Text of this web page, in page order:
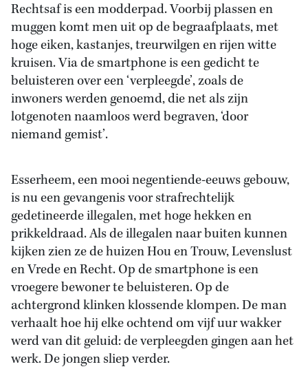
Rechtsaf is een modderpad. Voorbij plassen en
muggen komt men uit op de begraafplaats, met
hoge eiken, kastanjes, treurwilgen en rijen witte
kruisen. Via de smartphone is een gedicht te
beluisteren over een ‘verpleegde’, zoals de
inwoners werden genoemd, die net als zijn
lotgenoten naamloos werd begraven, ‘door
niemand gemist’.
Esserheem, een mooi negentiende-eeuws gebouw,
is nu een gevangenis voor strafrechtelijk
gedetineerde illegalen, met hoge hekken en
prikkeldraad. Als de illegalen naar buiten kunnen
kijken zien ze de huizen Hou en Trouw, Levenslust
en Vrede en Recht. Op de smartphone is een
vroegere bewoner te beluisteren. Op de
achtergrond klinken klossende klompen. De man
verhaalt hoe hij elke ochtend om vijf uur wakker
werd van dit geluid: de verpleegden gingen aan het
werk. De jongen sliep verder.